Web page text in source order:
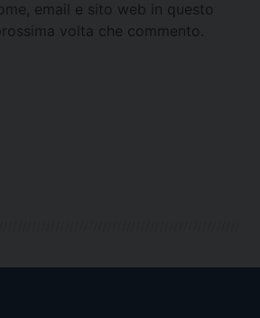
email e sito web in questo
volta che commento.